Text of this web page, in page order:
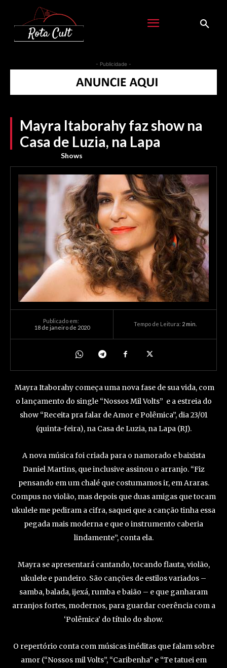
- Publicidade -
Mayra Itaborahy faz show na
Casa de Luzia, na Lapa
Shows
Publicado em:
18 de janeiro de 2020
Tempo de Leitura: 2min.
Mayra Itaborahy começa uma nova fase de sua vida, com
o lançamento do single “Nossos Mil Volts” e a estreia do
show “Receita pra falar de Amor e Polêmica”, dia 23/01
(quinta-feira), na Casa de Luzia, na Lapa (RJ).
A nova música foi criada para o namorado e baixista
Daniel Martins, que inclusive assinou o arranjo. “Fiz
pensando em um chalé que costumamos ir, em Araras.
Compus no violão, mas depois que duas amigas que tocam
ukulele me pediram a cifra, saquei que a canção tinha essa
pegada mais moderna e que o instrumento caberia
lindamente”, conta ela.
Mayra se apresentará cantando, tocando flauta, violão,
ukulele e pandeiro. São canções de estilos variados –
samba, balada, ijexá, rumba e baião – e que ganharam
arranjos fortes, modernos, para guardar coerência com a
‘Polêmica’ do título do show.
O repertório conta com músicas inéditas que falam sobre
amor (“Nossos mil Volts”, “Caribenha” e “Te tatuei em